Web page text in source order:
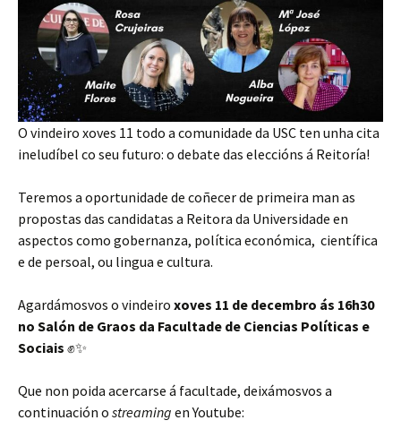
O vindeiro xoves 11 todo a comunidade da USC ten unha cita
ineludíbel co seu futuro: o debate das eleccións á Reitoría!
Teremos a oportunidade de coñecer de primeira man as
propostas das candidatas a Reitora da Universidade en
aspectos como gobernanza, política económica, científica
e de persoal, ou lingua e cultura.
Agardámosvos o vindeiro xoves 11 de decembro ás 16h30
no Salón de Graos da Facultade de Ciencias Políticas e
Sociais ✊✨
Que non poida acercarse á facultade, deixámosvos a
continuación o streaming en Youtube: